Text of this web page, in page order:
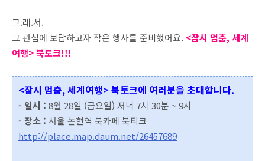
그.래.서.
그 관심에 보답하고자 작은 행사를 준비했어요. <잠시 멈춤, 세계
여행> 북토크!!!
<잠시 멈춤, 세계여행> 북토크에 여러분을 초대합니다.
- 일시 : 8월 28일 (금요일) 저녁 7시 30분 ~ 9시
- 장소 : 서울 논현역 북카페 북티크
http://place.map.daum.net/26457689